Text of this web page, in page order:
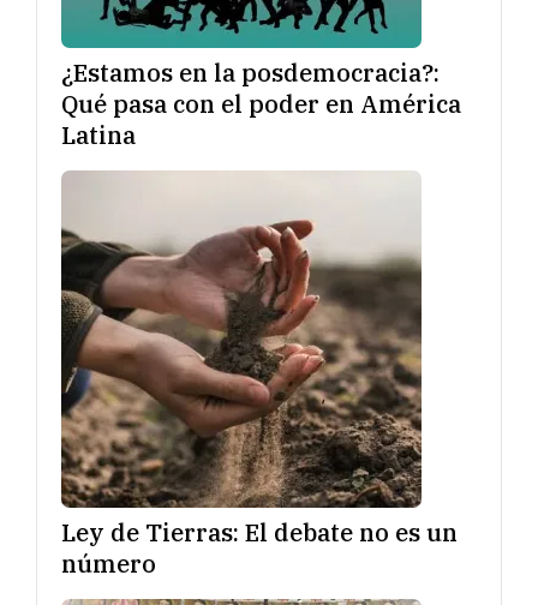
¿Estamos en la posdemocracia?:
Qué pasa con el poder en América
Latina
Ley de Tierras: El debate no es un
número